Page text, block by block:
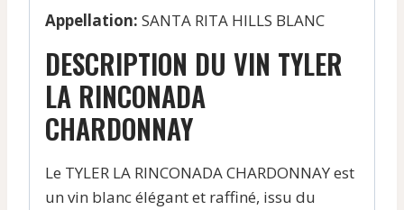
Appellation: SANTA RITA HILLS BLANC
DESCRIPTION DU VIN TYLER
LA RINCONADA
CHARDONNAY
Le TYLER LA RINCONADA CHARDONNAY est
un vin blanc élégant et raffiné, issu du